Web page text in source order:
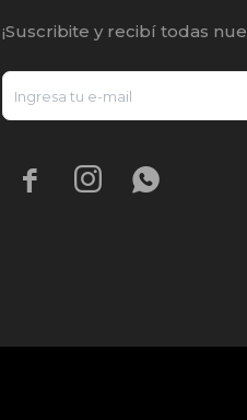
¡Suscribite y recibí todas
  